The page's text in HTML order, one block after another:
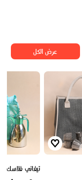
عرض الكل
تيفاني فلاسك